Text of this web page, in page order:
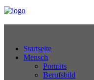
Startseite
Mensch
Porträts
Berufsbild